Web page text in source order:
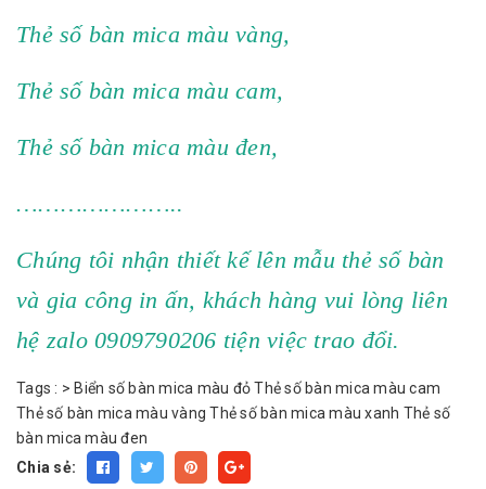
Thẻ số bàn mica màu vàng,
Thẻ số bàn mica màu cam,
Thẻ số bàn mica màu đen,
…………………..
Chúng tôi nhận thiết kế lên mẫu thẻ số bàn
và gia công in ấn, khách hàng vui lòng liên
hệ zalo 0909790206 tiện việc trao đổi.
Tags : > Biển số bàn mica màu đỏ Thẻ số bàn mica màu cam
Thẻ số bàn mica màu vàng Thẻ số bàn mica màu xanh Thẻ số
bàn mica màu đen
Chia sẻ: